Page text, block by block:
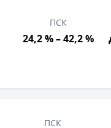
ПСК
24,2 % – 42,2 %
ПСК